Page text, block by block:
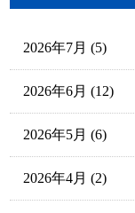
2026年7月 (5)
2026年6月 (12)
2026年5月 (6)
2026年4月 (2)